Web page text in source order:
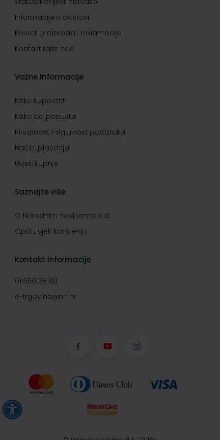
Informacije o dostavi
Povrat proizvoda i reklamacije
Kontaktirajte nas
Važne informacije
Kako kupovati
Kako do popusta
Privatnost i sigurnost podataka
Načini plaćanja
Uvjeti kupnje
Saznajte više
O Narodnim novinama d.d.
Opći uvjeti korištenja
Kontakt informacije
01 650 28 80
e-trgovina@nn.hr